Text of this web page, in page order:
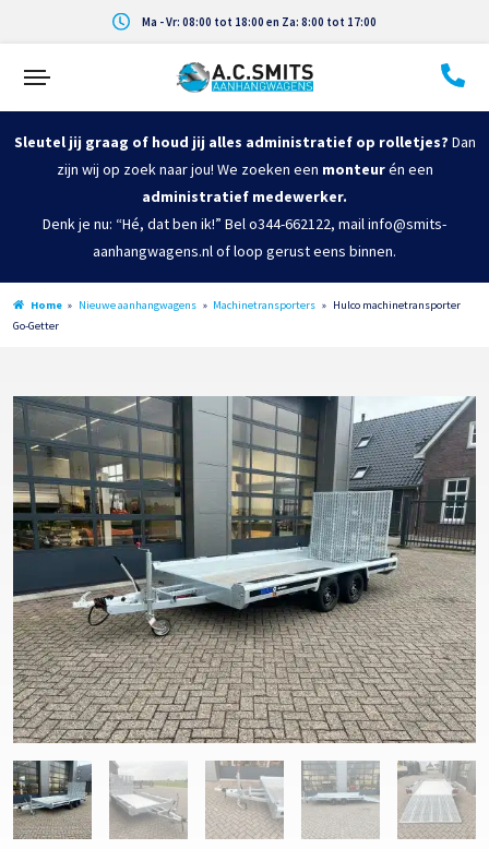
Ma - Vr: 08:00 tot 18:00 en Za: 8:00 tot 17:00
Sleutel jij graag of houd jij alles administratief op rolletjes? Dan
zijn wij op zoek naar jou! We zoeken een monteurén een
administratief medewerker.
Denk je nu: “Hé, dat ben ik!” Bel o344-662122, mail info@smits-
aanhangwagens.nl of loop gerust eens binnen.
Home » Nieuwe aanhangwagens » Machinetransporters » Hulco machinetransporter
Go-Getter